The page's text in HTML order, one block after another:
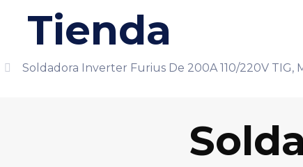
Tienda
Soldadora Inverter Furius De 200A 110/220V TIG,